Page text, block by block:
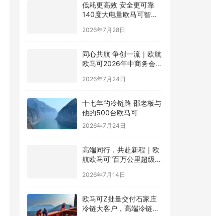
低耗更高效 安全更可靠
140度大电量欧马可智蓝
相
2026年7月28日
同心共航 争创一流｜欧航
欧马可2026年中商务会暨
2026年7月24日
十七年的冷链路 邵老板与
他的500台欧马可
2026年7月24日
高端同行，共赴新程｜欧
航欧马可“百万公里超级英
雄联盟”全球招募正式启动
冷链大客户，高端冷链运
力赋能京津冀“鲜”锋物流